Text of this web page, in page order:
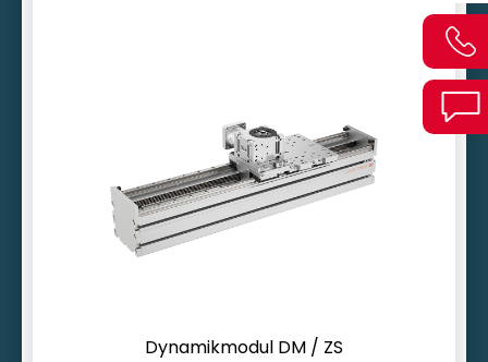
Dynamikmodul DM / ZS
Hohe Verwindungssteifigkeit
Freier Hubbereich
Große Vorschubkräfte